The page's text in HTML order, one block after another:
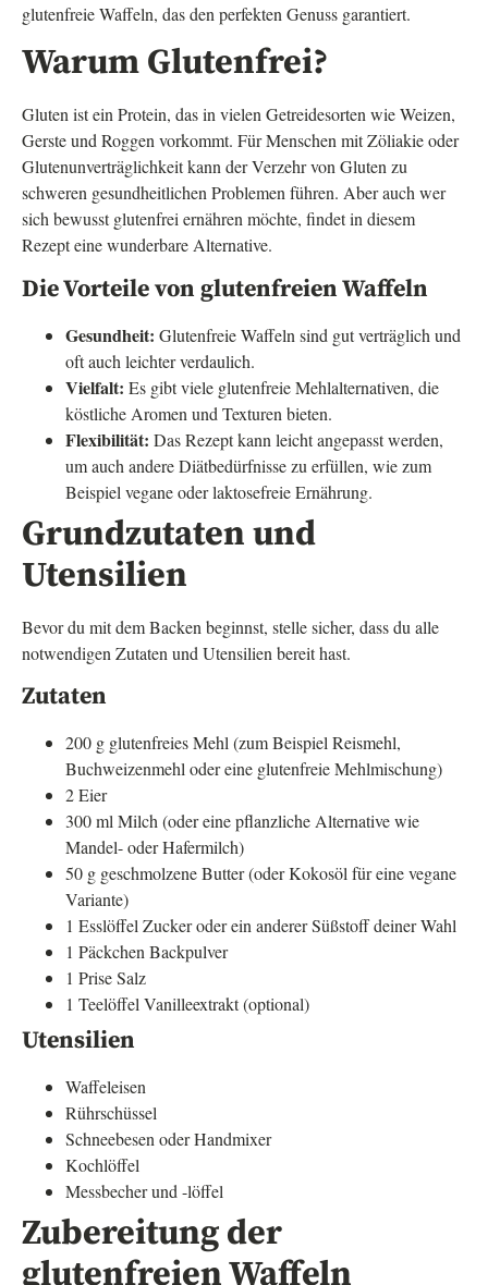
glutenfreie Waffeln, das den perfekten Genuss garantiert.
Warum Glutenfrei?
Gluten ist ein Protein, das in vielen Getreidesorten wie Weizen,
Gerste und Roggen vorkommt. Für Menschen mit Zöliakie oder
Glutenunverträglichkeit kann der Verzehr von Gluten zu
schweren gesundheitlichen Problemen führen. Aber auch wer
sich bewusst glutenfrei ernähren möchte, findet in diesem
Rezept eine wunderbare Alternative.
Die Vorteile von glutenfreien Waffeln
Gesundheit: Glutenfreie Waffeln sind gut verträglich und
oft auch leichter verdaulich.
Vielfalt: Es gibt viele glutenfreie Mehlalternativen, die
köstliche Aromen und Texturen bieten.
Flexibilität: Das Rezept kann leicht angepasst werden,
um auch andere Diätbedürfnisse zu erfüllen, wie zum
Beispiel vegane oder laktosefreie Ernährung.
Grundzutaten und
Utensilien
Bevor du mit dem Backen beginnst, stelle sicher, dass du alle
notwendigen Zutaten und Utensilien bereit hast.
Zutaten
200 g glutenfreies Mehl (zum Beispiel Reismehl,
Buchweizenmehl oder eine glutenfreie Mehlmischung)
2 Eier
300 ml Milch (oder eine pflanzliche Alternative wie
Mandel- oder Hafermilch)
50 g geschmolzene Butter (oder Kokosöl für eine vegane
Variante)
1 Esslöffel Zucker oder ein anderer Süßstoff deiner Wahl
1 Päckchen Backpulver
1 Prise Salz
1 Teelöffel Vanilleextrakt (optional)
Utensilien
Waffeleisen
Rührschüssel
Schneebesen oder Handmixer
Kochlöffel
Messbecher und -löffel
Zubereitung der
glutenfreien Waffeln